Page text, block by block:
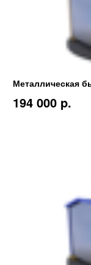
Металлическая
194 000 p.